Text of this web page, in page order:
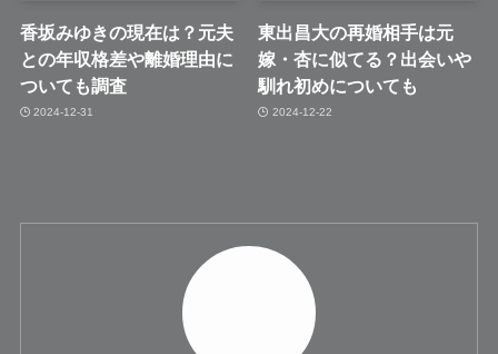
香坂みゆきの現在は？元夫
との年収格差や離婚理由に
ついても調査
2024-12-31
東出昌大の再婚相手は元
嫁・杏に似てる？出会いや
馴れ初めについても
2024-12-22